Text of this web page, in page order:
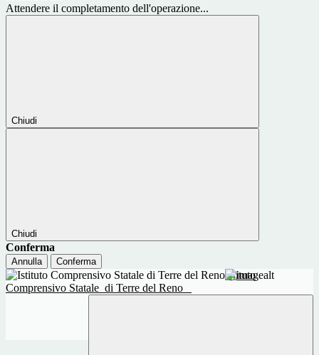
Attendere il completamento dell'operazione...
Chiudi
Chiudi
Conferma
Annulla Conferma
Istituto
Comprensivo Statale di Terre del Reno